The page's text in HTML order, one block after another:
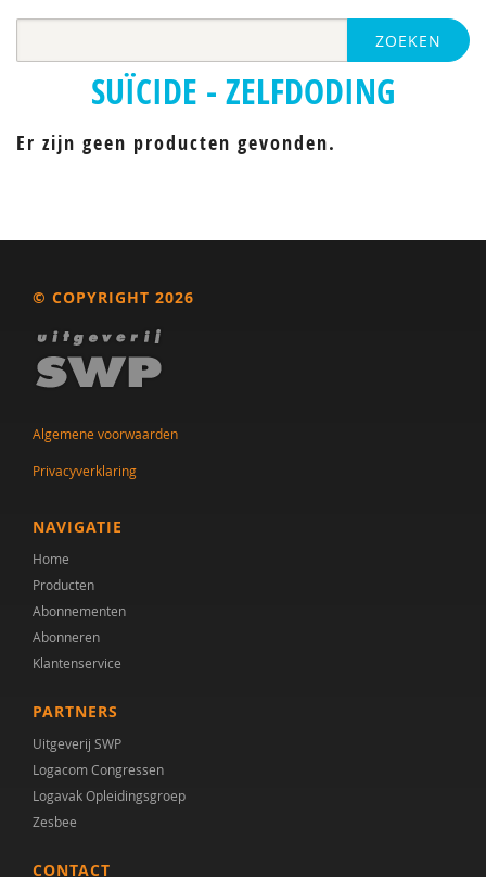
ZOEKEN
SUÏCIDE - ZELFDODING
Er zijn geen producten gevonden.
© COPYRIGHT 2026
Algemene voorwaarden
Privacyverklaring
NAVIGATIE
Home
Producten
Abonnementen
Abonneren
Klantenservice
PARTNERS
Uitgeverij SWP
Logacom Congressen
Logavak Opleidingsgroep
Zesbee
CONTACT